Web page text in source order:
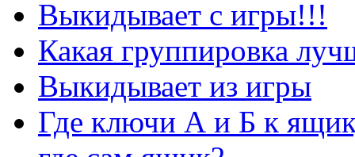
Выкидывает с игры!!!
Какая группировка
Выкидывает из игры
Где ключи А и Б к